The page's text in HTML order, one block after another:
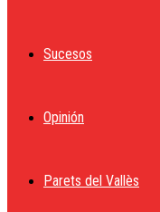
Sucesos
Opinión
Parets del Vallès